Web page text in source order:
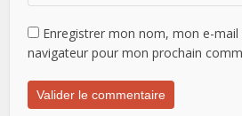
Enregistrer mon nom, mon e-
navigateur pour mon prochain